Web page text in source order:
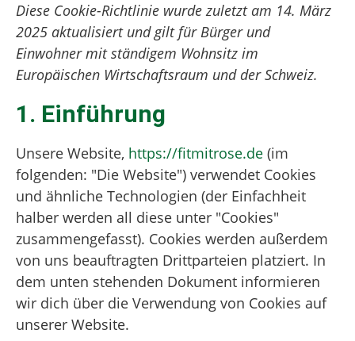
Diese Cookie-Richtlinie wurde zuletzt am 14. März
2025 aktualisiert und gilt für Bürger und
Einwohner mit ständigem Wohnsitz im
Europäischen Wirtschaftsraum und der Schweiz.
1. Einführung
Unsere Website, https://fitmitrose.de (im
folgenden: "Die Website") verwendet Cookies
und ähnliche Technologien (der Einfachheit
halber werden all diese unter "Cookies"
zusammengefasst). Cookies werden außerdem
von uns beauftragten Drittparteien platziert. In
dem unten stehenden Dokument informieren
wir dich über die Verwendung von Cookies auf
unserer Website.